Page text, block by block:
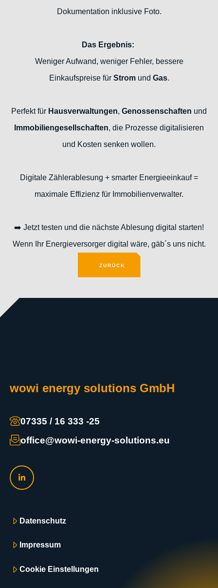
Dokumentation inklusive Foto.
Das Ergebnis:
Weniger Aufwand, weniger Fehler, bessere
Einkaufspreise für Stromund Gas.
Perfekt für Hausverwaltungen, Genossenschaften und
Immobiliengesellschaften, die Prozesse digitalisieren
und Kosten senken wollen.
Digitale Zählerablesung + smarter Energieeinkauf =
maximale Effizienz für Immobilienverwalter.
➡️ Jetzt testen und die nächste Ablesung digital starten!
Wenn Ihr Energieversorger digital wäre, gäb´s uns nicht.
ZURÜCK
wowi energy solutions GmbH
07335 / 16 333 -25
office@wowi-energy-solutions.eu
Datenschutz
Impressum
Cookie Einstellungen